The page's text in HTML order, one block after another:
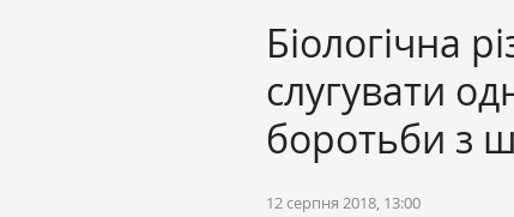
Біологічна
слугувати
боротьби з
12 серпня 2018, 13:00